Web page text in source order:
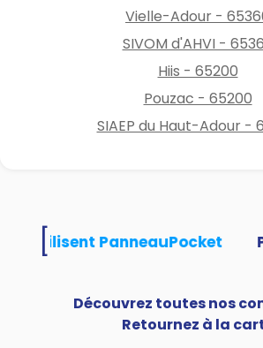
Vielle-Adour -
SIVOM d'AHVI -
Hiis - 65200
Pouzac - 65200
SIAEP du Haut-Adour -
utilisent PanneauPocket
Découvrez toutes nos
Retournez à la